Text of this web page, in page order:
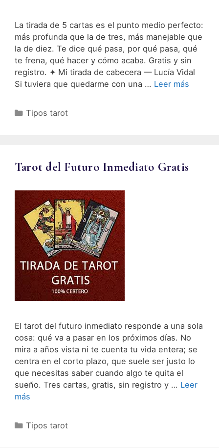
La tirada de 5 cartas es el punto medio perfecto:
más profunda que la de tres, más manejable que
la de diez. Te dice qué pasa, por qué pasa, qué
te frena, qué hacer y cómo acaba. Gratis y sin
registro. ✦ Mi tirada de cabecera — Lucía Vidal
Si tuviera que quedarme con una … Leer más
Categorías
Tipos tarot
Tarot del Futuro Inmediato Gratis
El tarot del futuro inmediato responde a una sola
cosa: qué va a pasar en los próximos días. No
mira a años vista ni te cuenta tu vida entera; se
centra en el corto plazo, que suele ser justo lo
que necesitas saber cuando algo te quita el
sueño. Tres cartas, gratis, sin registro y … Leer
más
Categorías
Tipos tarot